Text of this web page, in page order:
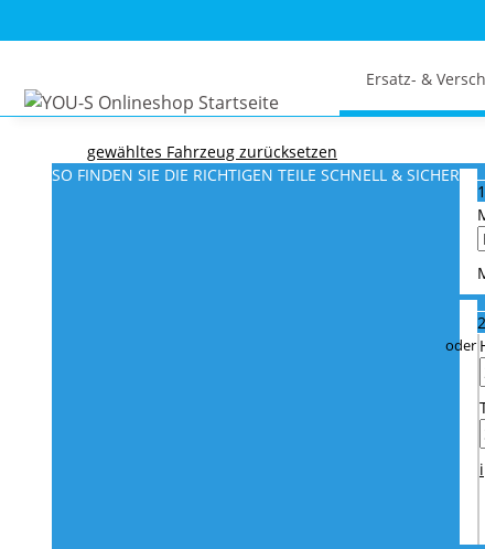
Ersatz- &
gewähltes Fahrzeug zurücksetzen
SO FINDEN SIE DIE RICHTIGEN TEILE SCHNELL & SICHER
1
2
i